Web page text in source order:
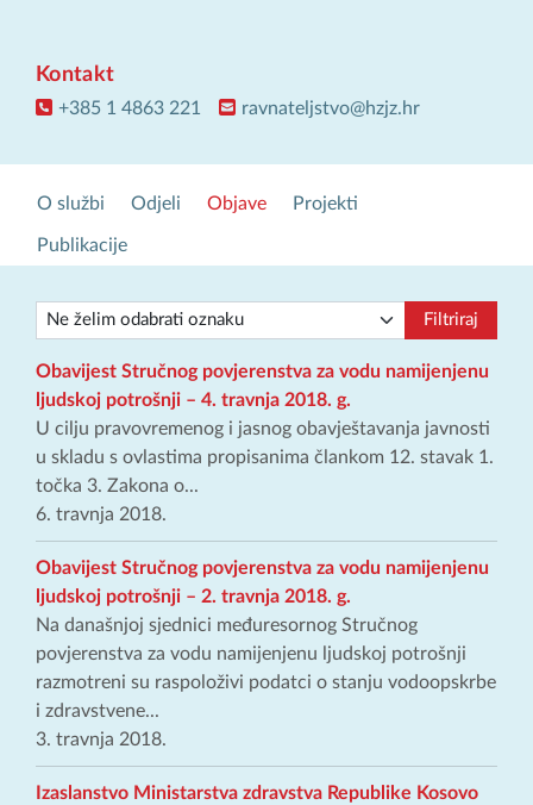
Kontakt
+385 1 4863 221 ravnateljstvo@hzjz.hr
O službi Odjeli Objave Projekti
Publikacije
Filtriraj
Obavijest Stručnog povjerenstva za vodu namijenjenu
ljudskoj potrošnji – 4. travnja 2018. g.
U cilju pravovremenog i jasnog obavještavanja javnosti
u skladu s ovlastima propisanima člankom 12. stavak 1.
točka 3. Zakona o...
6. travnja 2018.
Obavijest Stručnog povjerenstva za vodu namijenjenu
ljudskoj potrošnji – 2. travnja 2018. g.
Na današnjoj sjednici međuresornog Stručnog
povjerenstva za vodu namijenjenu ljudskoj potrošnji
razmotreni su raspoloživi podatci o stanju vodoopskrbe
i zdravstvene...
3. travnja 2018.
Izaslanstvo Ministarstva zdravstva Republike Kosovo